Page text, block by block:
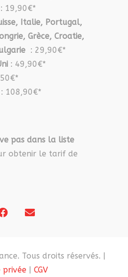
: 19,90€*
Italie, Portugal,
Grèce, Croatie,
: 29,90€*
: 49,90€*
: 108,90€*
pas dans la liste
obtenir le tarif de
Tous droits réservés. |
privée CGV